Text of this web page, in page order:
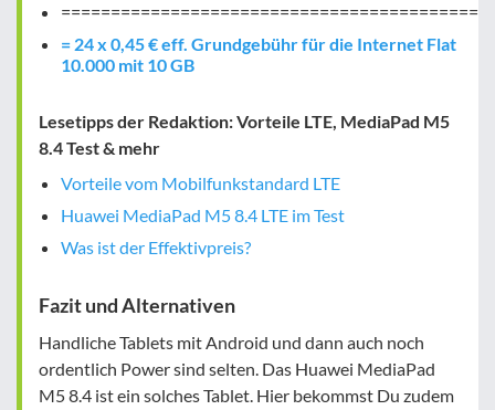
= 24 x 0,45 € eff. Grundgebühr für die Internet Flat
10.000 mit 10 GB
Lesetipps der Redaktion: Vorteile LTE, MediaPad M5
8.4 Test & mehr
Vorteile vom Mobilfunkstandard LTE
Huawei MediaPad M5 8.4 LTE im Test
Was ist der Effektivpreis?
Fazit und Alternativen
Handliche Tablets mit Android und dann auch noch
ordentlich Power sind selten. Das Huawei MediaPad
M5 8.4 ist ein solches Tablet. Hier bekommst Du zudem